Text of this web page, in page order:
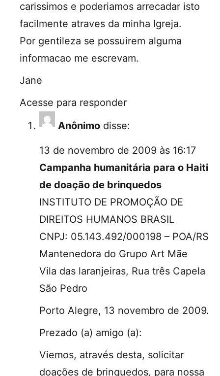
carissimos e poderiamos arrecadar isto
facilmente atraves da minha Igreja.
Por gentileza se possuirem alguma
informacao me escrevam.
Jane
Acesse para responder
Anônimo disse:
13 de novembro de 2009 às 16:17
Campanha humanitária para o Haiti
de doação de brinquedos
INSTITUTO DE PROMOÇÃO DE
DIREITOS HUMANOS BRASIL
CNPJ: 05.143.492/000198 – POA/RS
Mantenedora do Grupo Art Mãe
Vila das laranjeiras, Rua três Capela
São Pedro
Porto Alegre, 13 novembro de 2009.
Prezado (a) amigo (a):
Viemos, através desta, solicitar
doações de brinquedos, para nossa